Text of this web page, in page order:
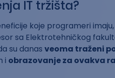
IT tržišta?
koje programeri
sa Elektrotehničkog
su danas veoma traženi
i obrazovanje za ovakva